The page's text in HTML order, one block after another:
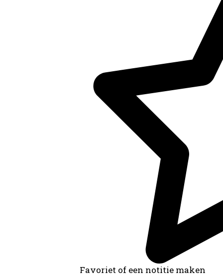
Favoriet of een notitie maken